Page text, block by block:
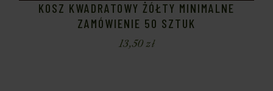
KOSZ KWADRATOWY ŻÓŁTY MINIMALNE
ZAMÓWIENIE 50 SZTUK
13,50zł